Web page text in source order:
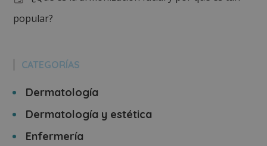
popular?
CATEGORÍAS
Dermatología
Dermatología y estética
Enfermería